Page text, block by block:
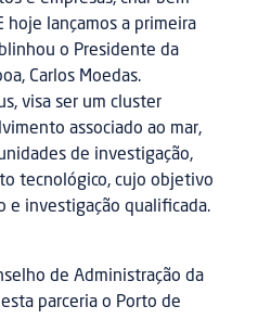
hoje lançamos a primeira
o Presidente da
Carlos Moedas.
visa ser um cluster
associado ao mar,
de investigação,
tecnológico, cujo objetivo
e investigação qualificada.
de Administração da
esta parceria o Porto de